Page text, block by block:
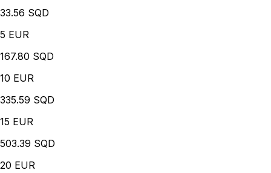
33.56 SQD
5 EUR
167.80 SQD
10 EUR
335.59 SQD
15 EUR
503.39 SQD
20 EUR